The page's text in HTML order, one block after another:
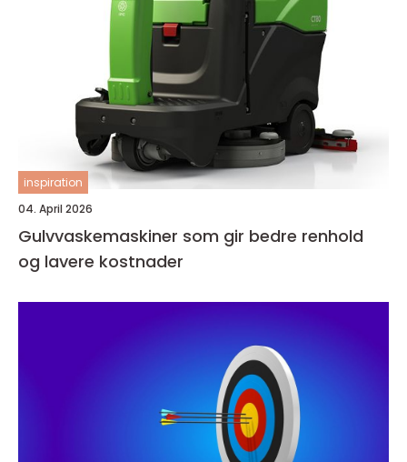
inspiration
04. April 2026
Gulvvaskemaskiner som gir bedre renhold
og lavere kostnader